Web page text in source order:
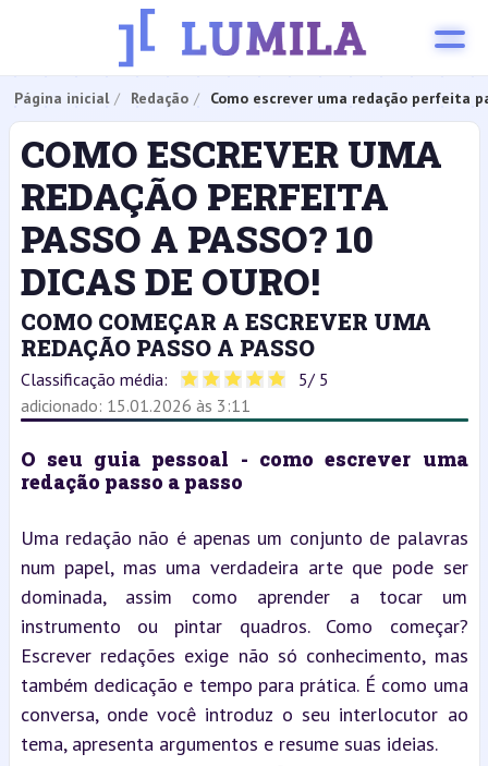
Página inicial Redação Como escrever uma redação perfeita
COMO ESCREVER UMA
REDAÇÃO PERFEITA
PASSO A PASSO? 10
DICAS DE OURO!
COMO COMEÇAR A ESCREVER UMA
REDAÇÃO PASSO A PASSO
Classificação média: 5/ 5
adicionado: 15.01.2026 às 3:11
O seu guia pessoal - como escrever uma
redação passo a passo
Uma redação não é apenas um conjunto de palavras
num papel, mas uma verdadeira arte que pode ser
dominada, assim como aprender a tocar um
instrumento ou pintar quadros. Como começar?
Escrever redações exige não só conhecimento, mas
também dedicação e tempo para prática. É como uma
conversa, onde você introduz o seu interlocutor ao
tema, apresenta argumentos e resume suas ideias.